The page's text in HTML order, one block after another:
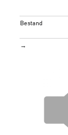
Bestand
→